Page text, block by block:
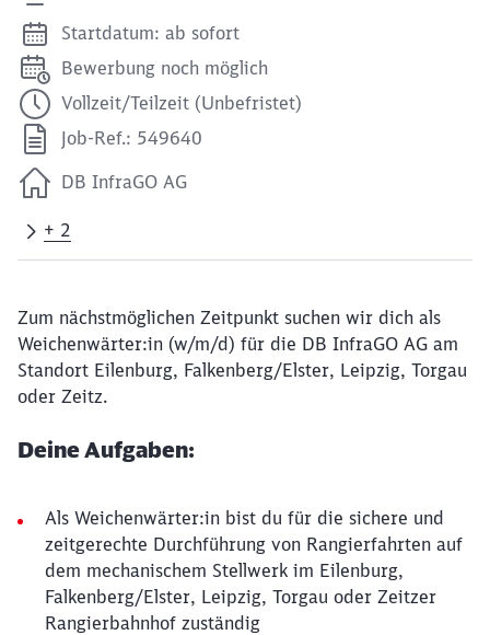
Startdatum: ab sofort
Bewerbung noch möglich
Vollzeit/Teilzeit (Unbefristet)
Job-Ref.: 549640
DB InfraGO AG
+ 2
Zum nächstmöglichen Zeitpunkt suchen wir dich als
Weichenwärter:in (w/m/d) für die DB InfraGO AG am
Standort Eilenburg, Falkenberg/Elster, Leipzig, Torgau
oder Zeitz.
Deine Aufgaben:
Als Weichenwärter:in bist du für die sichere und
zeitgerechte Durchführung von Rangierfahrten auf
dem mechanischem Stellwerk im Eilenburg,
Falkenberg/Elster, Leipzig, Torgau oder Zeitzer
Rangierbahnhof zuständig